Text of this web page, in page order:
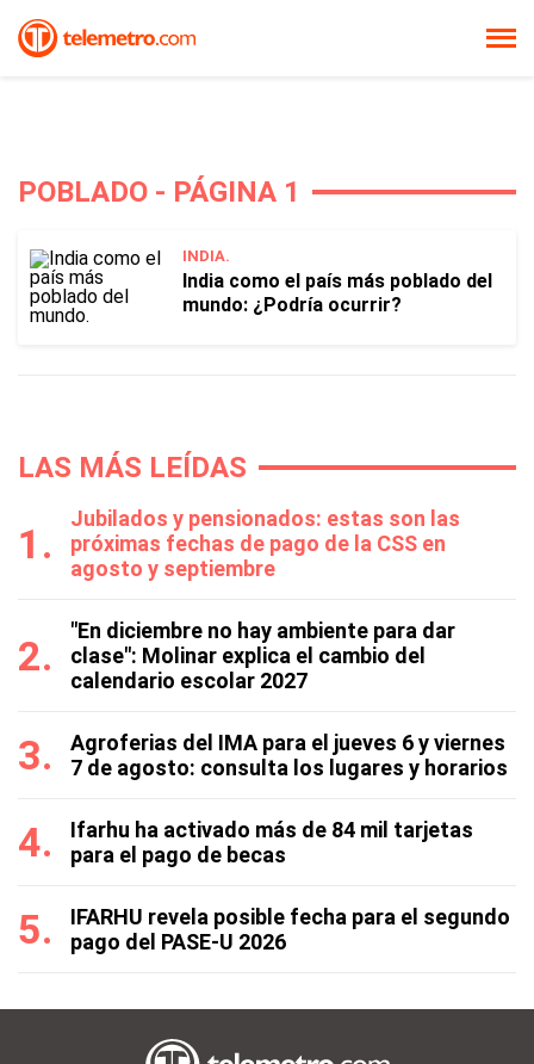
POBLADO - PÁGINA 1
INDIA.
India como el país más poblado del
mundo: ¿Podría ocurrir?
LAS MÁS LEÍDAS
Jubilados y pensionados: estas son las
próximas fechas de pago de la CSS en
agosto y septiembre
"En diciembre no hay ambiente para dar
clase": Molinar explica el cambio del
calendario escolar 2027
Agroferias del IMA para el jueves 6 y viernes
7 de agosto: consulta los lugares y horarios
Ifarhu ha activado más de 84 mil tarjetas
para el pago de becas
IFARHU revela posible fecha para el segundo
pago del PASE-U 2026